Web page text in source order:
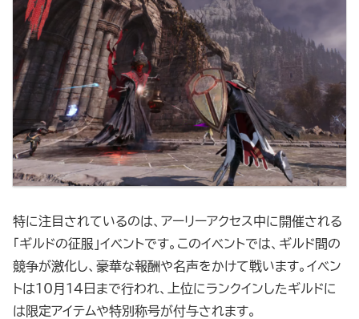
特に注目されているのは、アーリーアクセス中に開催される
「ギルドの征服」イベントです。このイベントでは、ギルド間の
競争が激化し、豪華な報酬や名声をかけて戦います。イベン
トは10月14日まで行われ、上位にランクインしたギルドに
は限定アイテムや特別称号が付与されます。